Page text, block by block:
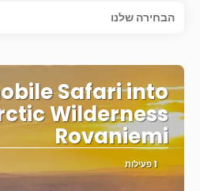
הבחירה שלנו
Safari into
Wilderness
Rovaniemi
1 פעילות